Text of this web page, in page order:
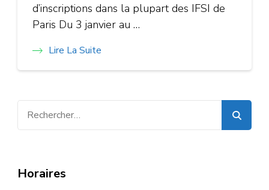
d’inscriptions dans la plupart des IFSI de
Paris Du 3 janvier au …
Lire La Suite
Horaires